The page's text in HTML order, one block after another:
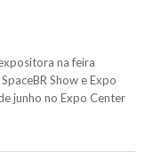
na feira
Show e Expo
junho no Expo Center